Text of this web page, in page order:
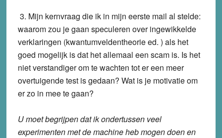
3. Mijn kernvraag die ik in mijn eerste mail al stelde:
waarom zou je gaan speculeren over ingewikkelde
verklaringen (kwantumveldentheorie ed. ) als het
goed mogelijk is dat het allemaal een scam is. Is het
niet verstandiger om te wachten tot er een meer
overtuigende test is gedaan? Wat is je motivatie om
er zo in mee te gaan?
U moet begrijpen dat ik ondertussen veel
experimenten met de machine heb mogen doen en